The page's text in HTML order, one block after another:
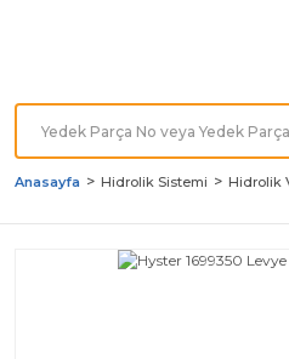
Anasayfa Hidrolik Sistemi Hidrolik